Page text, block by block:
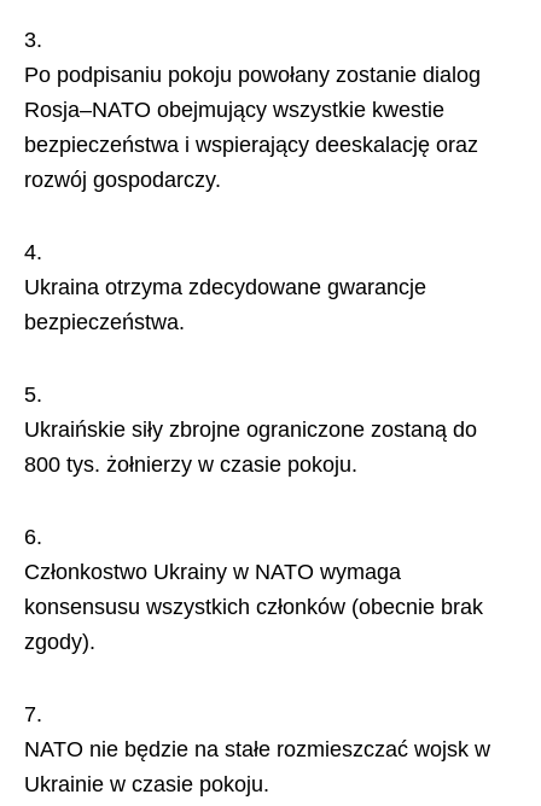
Po podpisaniu pokoju powołany zostanie dialog
Rosja–NATO obejmujący wszystkie kwestie
bezpieczeństwa i wspierający deeskalację oraz
rozwój gospodarczy.
Ukraina otrzyma zdecydowane gwarancje
bezpieczeństwa.
Ukraińskie siły zbrojne ograniczone zostaną do
800 tys. żołnierzy w czasie pokoju.
Członkostwo Ukrainy w NATO wymaga
konsensusu wszystkich członków (obecnie brak
zgody).
NATO nie będzie na stałe rozmieszczać wojsk w
Ukrainie w czasie pokoju.